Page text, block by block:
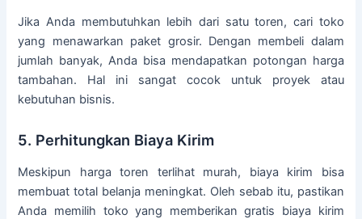
Jika Anda membutuhkan lebih dari satu toren, cari toko
yang menawarkan paket grosir. Dengan membeli dalam
jumlah banyak, Anda bisa mendapatkan potongan harga
tambahan. Hal ini sangat cocok untuk proyek atau
kebutuhan bisnis.
5. Perhitungkan Biaya Kirim
Meskipun harga toren terlihat murah, biaya kirim bisa
membuat total belanja meningkat. Oleh sebab itu, pastikan
Anda memilih toko yang memberikan gratis biaya kirim